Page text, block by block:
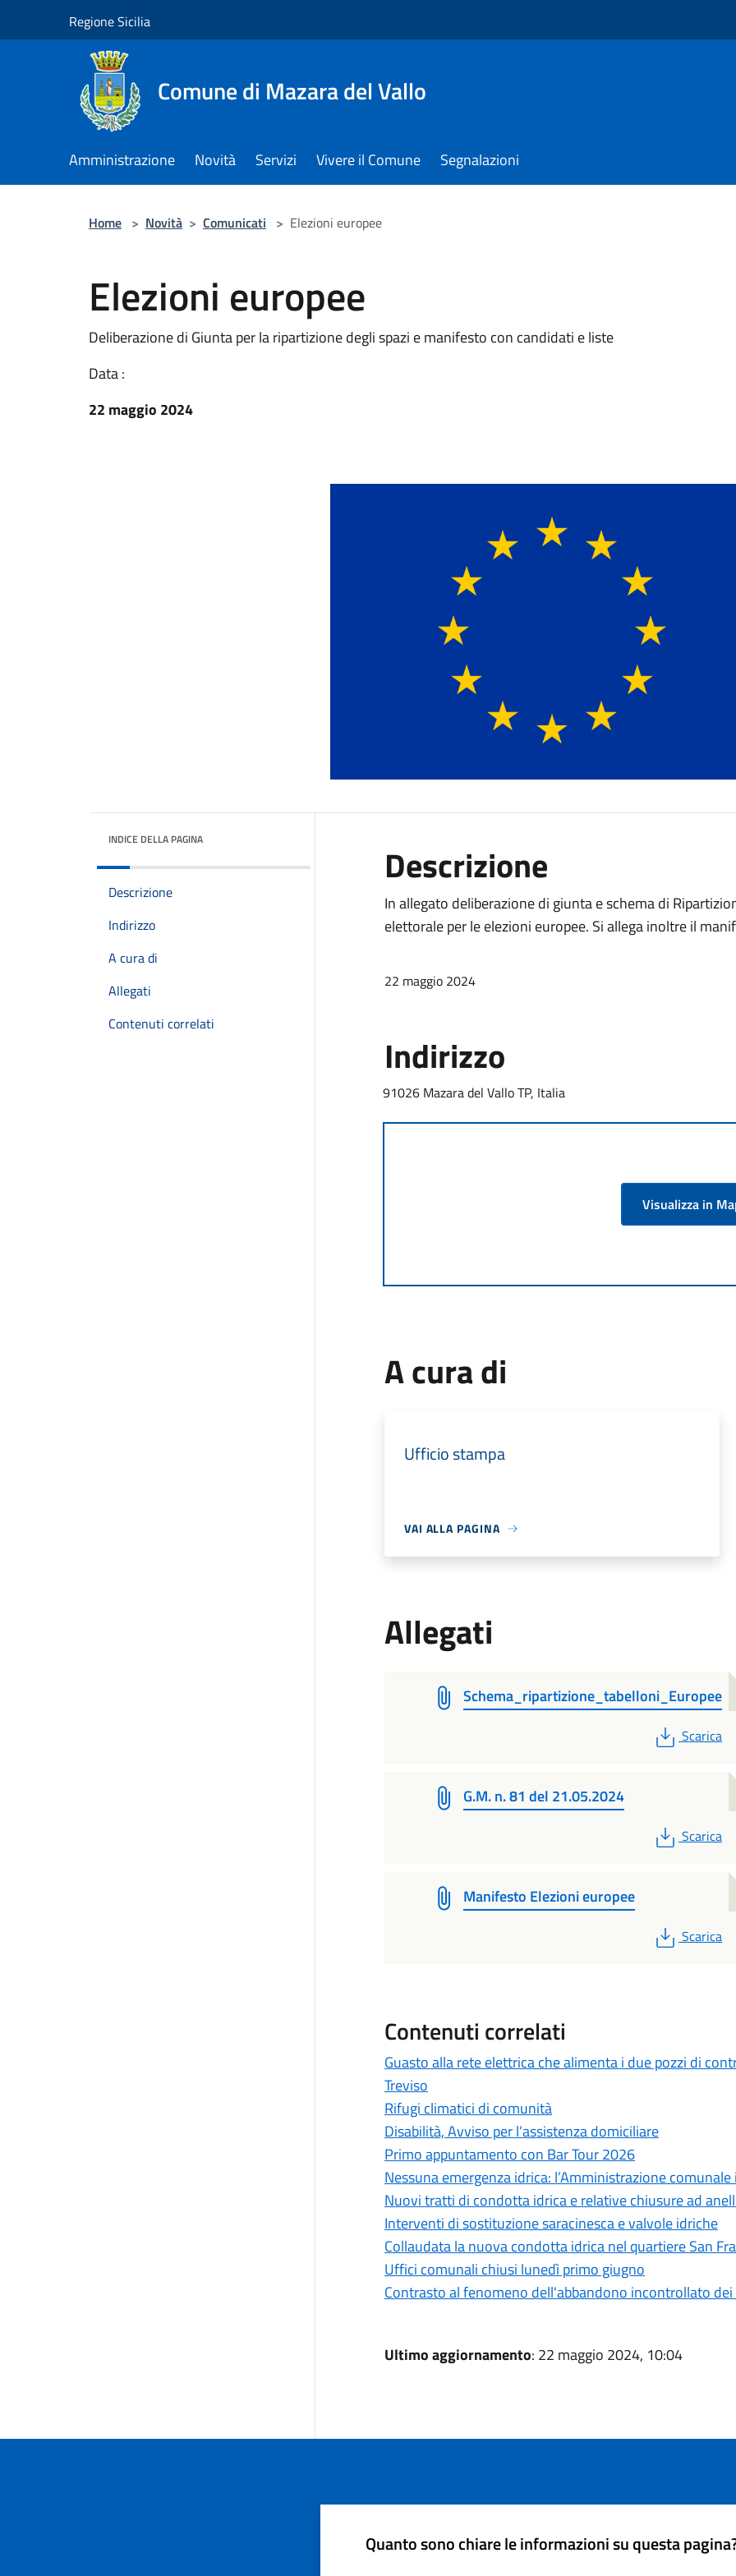
Regione Sicilia
Comune di Mazara del Vallo
Amministrazione Novità Servizi Vivere il Comune Segnalazioni
Home > Novità > Comunicati > Elezioni europee
Elezioni europee
Deliberazione di Giunta per la ripartizione degli spazi e manifesto con candidati e liste
Data :
22 maggio 2024
INDICE DELLA PAGINA
Descrizione
Indirizzo
A cura di
Allegati
Contenuti correlati
Descrizione
In allegato deliberazione di giunta e schema di
elettorale per le elezioni europee. Si allega inoltre il
22 maggio 2024
Indirizzo
91026 Mazara del Vallo TP, Italia
Visualizza in
A cura di
Ufficio stampa
VAI ALLA PAGINA
Allegati
Schema_ripartizione_tabelloni_Europee
PDF
Scarica
G.M. n. 81 del 21.05.2024
PDF
Scarica
Manifesto Elezioni europee
PDF
Scarica
Contenuti correlati
Guasto alla rete elettrica che alimenta i due pozzi di
Treviso
Rifugi climatici di comunità
Disabilità, Avviso per l’assistenza domiciliare
Primo appuntamento con Bar Tour 2026
Nessuna emergenza idrica: l’Amministrazione
Nuovi tratti di condotta idrica e relative chiusure ad
Interventi di sostituzione saracinesca e valvole idriche
Collaudata la nuova condotta idrica nel quartiere San
Uffici comunali chiusi lunedì primo giugno
Contrasto al fenomeno dell'abbandono incontrollato
Ultimo aggiornamento: 22 maggio 2024, 10:04
Quanto sono chiare le informazioni su questa